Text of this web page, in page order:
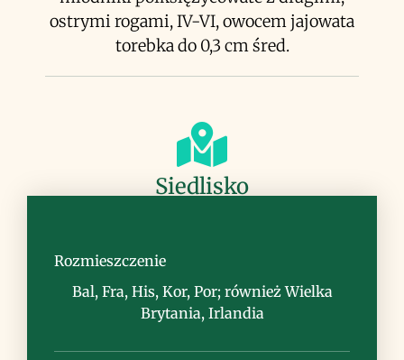
ostrymi rogami, IV-VI, owocem jajowata
torebka do 0,3 cm śred.
Siedlisko
Rozmieszczenie
Bal, Fra, His, Kor, Por; również Wielka
Brytania, Irlandia